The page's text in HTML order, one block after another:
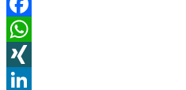
Facebook
WhatsApp
XING